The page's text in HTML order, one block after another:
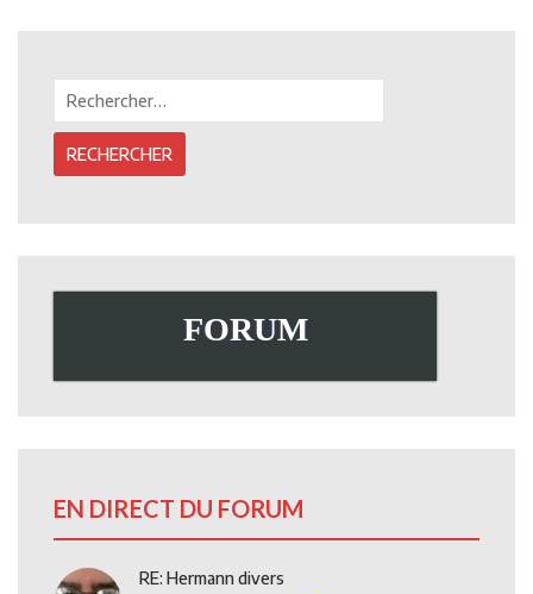
FORUM
EN DIRECT DU FORUM
RE: Hermann divers